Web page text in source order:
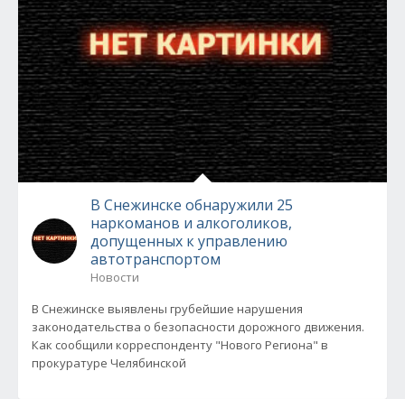
В Снежинске обнаружили 25
наркоманов и алкоголиков,
допущенных к управлению
автотранспортом
Новости
В Снежинске выявлены грубейшие нарушения
законодательства о безопасности дорожного движения.
Как сообщили корреспонденту "Нового Региона" в
прокуратуре Челябинской